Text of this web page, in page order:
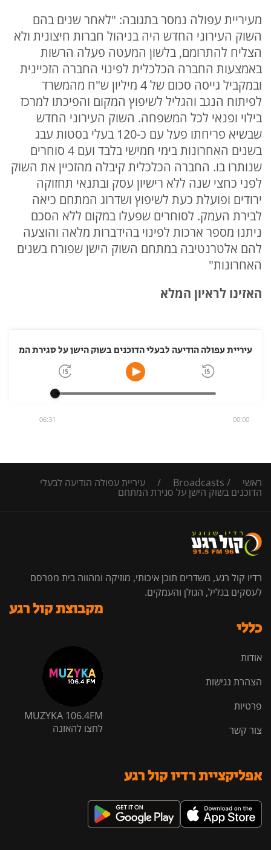
מעיריית עפולה נמסר בתגובה: "לאחר שנים בהם
השוק העירוני החדש היה בניהול חברות חיצונית ולא
הצליח להתרומם, בלשון המעטה פעלה הרשות
באמצעות החברה הכלכלית לפינוי החברה הזכיינית
ובמקביל גייסה סכום של 4 מיליון ש"ח מהמשרד
לפיתוח הנגב והגליל לשיפוץ המקום והפיכתו למרכז
בילוי ופנאי לכל המשפחה. השוק העירוני החדש
שבשיא פריחתו פעל עם כ-120 בעלי בסטות עבג
בשנים האחרונות בימי חמישי בלבד ועם 4 סוחרים
שנותרו בו. החברה הכלכלית קיבלה מהזכיין את השוק
לפני כחצי שנה ללא רישיון עסק ובתנאי תחזוקה
ירודים ופועלת כעת לשיפוץ ושדרוג המתחם כיאה
לבירת העמק. לסוחרים שפעלו במקום ללא הסכם
ניתנו מספר ארכות לפינוי בהידברות מלאה והוצעה
להם אלטרנטיבה במתחם השוק הישן שפורח בשנים
האחרונות"
האזינו לראיון המלא
עיריית עפולה הודיעה לבעלי הדוכנים בשוק הישן על סגירת המתחם
00:00
06:31
ראשי /
Broadcasts
/ עיריית עפולה הודיעה לבעלי
הדוכנים בשוק הישן על סגירת המתחם
רדיו קול רגע, משדרים תוכן איכותי, מוזיקה ומהווה בית מפרסם
לעסקים בגליל, הגולן והעמקים.
כללי
אודות
הצהרת נגישות
פרטיות
צור קשר
מקבוצת קול רגע
MUZYKA 106.4FM
לחצו להאזנה
אפליקציית רדיו קול רגע